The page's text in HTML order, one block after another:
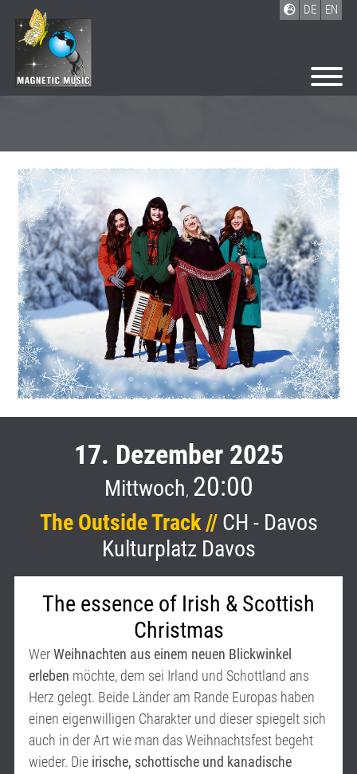
DE EN
17. Dezember 2025
Mittwoch, 20:00
The Outside Track // CH - Davos
Kulturplatz Davos
The essence of Irish & Scottish
Christmas
WerWeihnachten aus einem neuen Blickwinkel
erleben möchte, dem sei Irland und Schottland ans
Herz gelegt. Beide Länder am Rande Europas haben
einen eigenwilligen Charakter und dieser spiegelt sich
auch in der Art wie man das Weihnachtsfest begeht
wieder. Die irische, schottische und kanadische